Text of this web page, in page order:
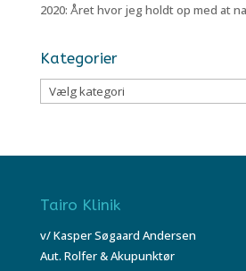
2020: Året hvor jeg holdt op med at
Kategorier
Kategorier
Tairo Klinik
v/ Kasper Søgaard Andersen
Aut. Rolfer & Akupunktør